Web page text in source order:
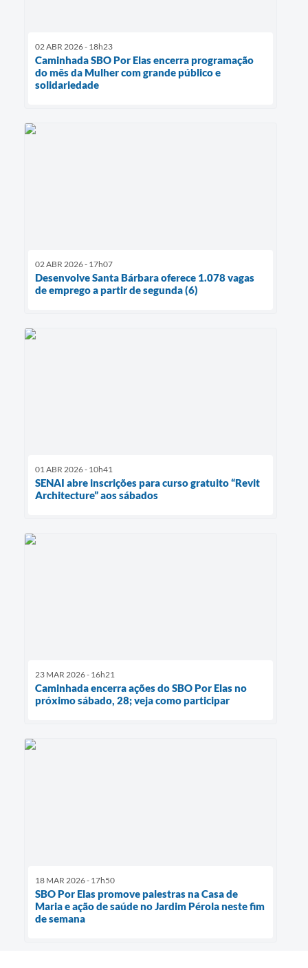
02 ABR 2026 - 18h23
Caminhada SBO Por Elas encerra programação
do mês da Mulher com grande público e
solidariedade
02 ABR 2026 - 17h07
Desenvolve Santa Bárbara oferece 1.078 vagas
de emprego a partir de segunda (6)
01 ABR 2026 - 10h41
SENAI abre inscrições para curso gratuito “Revit
Architecture” aos sábados
23 MAR 2026 - 16h21
Caminhada encerra ações do SBO Por Elas no
próximo sábado, 28; veja como participar
18 MAR 2026 - 17h50
SBO Por Elas promove palestras na Casa de
Maria e ação de saúde no Jardim Pérola neste fim
de semana